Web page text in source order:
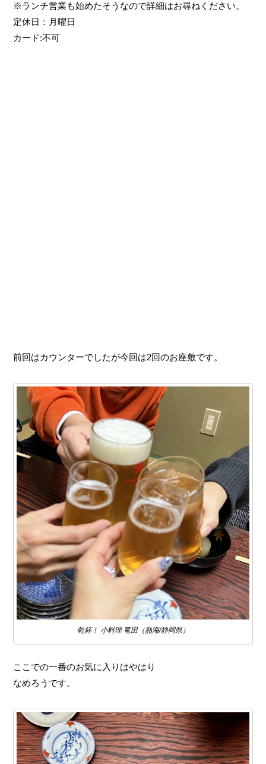
※ランチ営業も始めたそうなので詳細はお尋ねください。
定休日：月曜日
カード:不可
前回はカウンターでしたが今回は2回のお座敷です。
乾杯！ 小料理 竜田（熱海/静岡県）
ここでの一番のお気に入りはやはり
なめろうです。